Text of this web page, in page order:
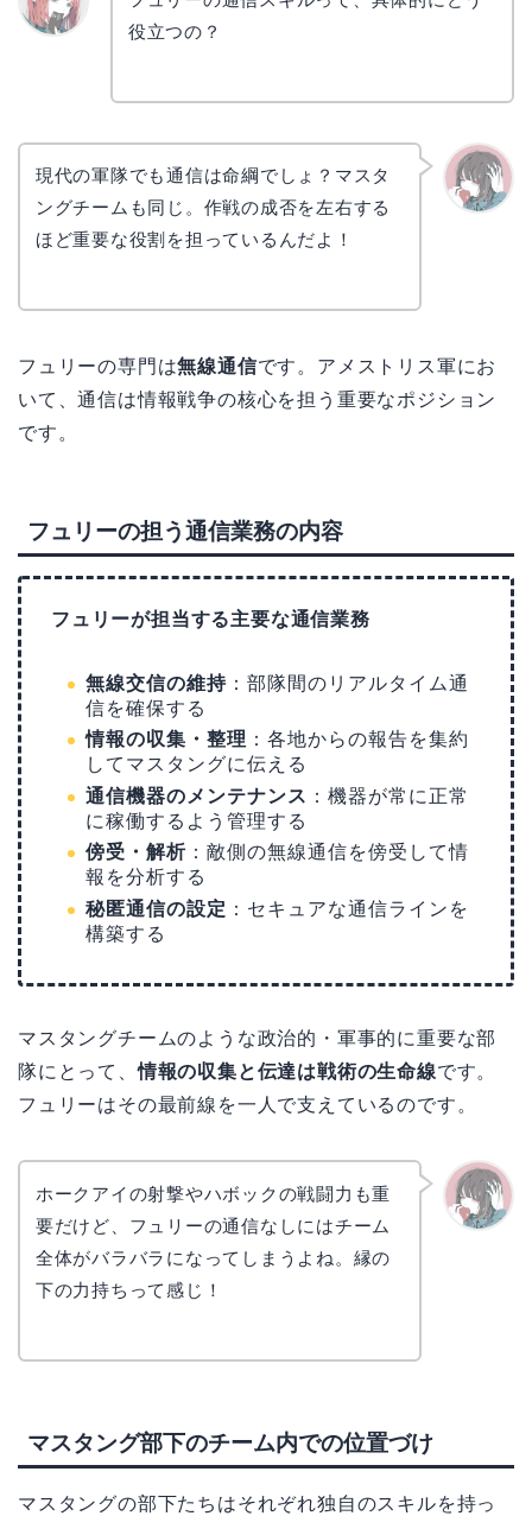
役立つの？
現代の軍隊でも通信は命綱でしょ？マスタ
ングチームも同じ。作戦の成否を左右する
ほど重要な役割を担っているんだよ！
フュリーの専門は無線通信です。アメストリス軍にお
いて、通信は情報戦争の核心を担う重要なポジション
です。
フュリーの担う通信業務の内容
フュリーが担当する主要な通信業務
無線交信の維持 ：部隊間のリアルタイム通
信を確保する
情報の収集・整理 ：各地からの報告を集約
してマスタングに伝える
通信機器のメンテナンス ：機器が常に正常
に稼働するよう管理する
傍受・解析 ：敵側の無線通信を傍受して情
報を分析する
秘匿通信の設定 ：セキュアな通信ラインを
構築する
マスタングチームのような政治的・軍事的に重要な部
隊にとって、情報の収集と伝達は戦術の生命線です。
フュリーはその最前線を一人で支えているのです。
ホークアイの射撃やハボックの戦闘力も重
要だけど、フュリーの通信なしにはチーム
全体がバラバラになってしまうよね。縁の
下の力持ちって感じ！
マスタング部下のチーム内での位置づけ
マスタングの部下たちはそれぞれ独自のスキルを持っ